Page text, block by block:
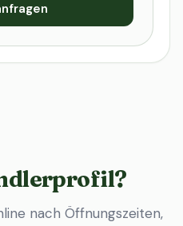
nach Öffnungszeiten,